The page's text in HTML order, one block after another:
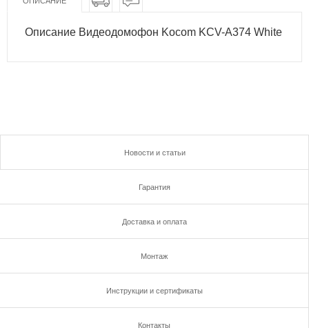
Описание Видеодомофон Kocom KCV-A374 White
Новости и статьи
Гарантия
Доставка и оплата
Монтаж
Инструкции и сертификаты
Контакты